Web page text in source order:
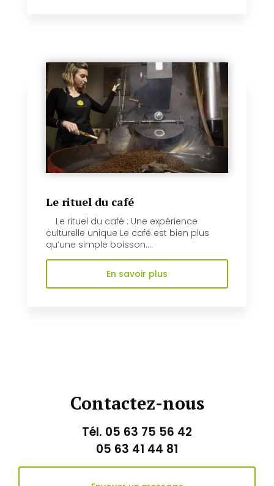
Le rituel du café
Le rituel du café : Une expérience
culturelle unique Le café est bien plus
qu’une simple boisson....
En savoir plus
Contactez-nous
Tél. 05 63 75 56 42
05 63 41 44 81